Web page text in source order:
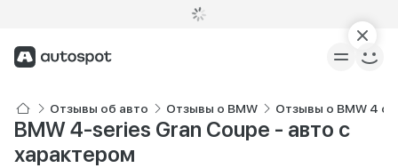
Отзывы об авто Отзывы о BMW Отзывы о BMW 4
BMW 4-series Gran Coupe - авто с
характером